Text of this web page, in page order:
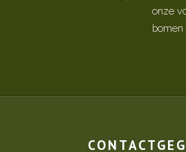
onze
bomen